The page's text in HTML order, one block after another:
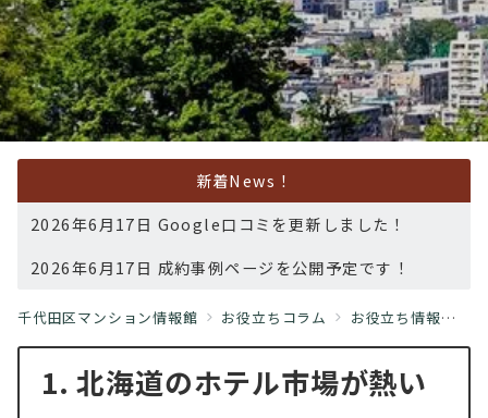
新着News！
2026年6月17日 Google口コミを更新しました！
2026年6月17日 成約事例ページを公開予定です！
千代田区マンション情報館 お役立ちコラム お役立ち情報
1. 北海道のホテル市場が熱い